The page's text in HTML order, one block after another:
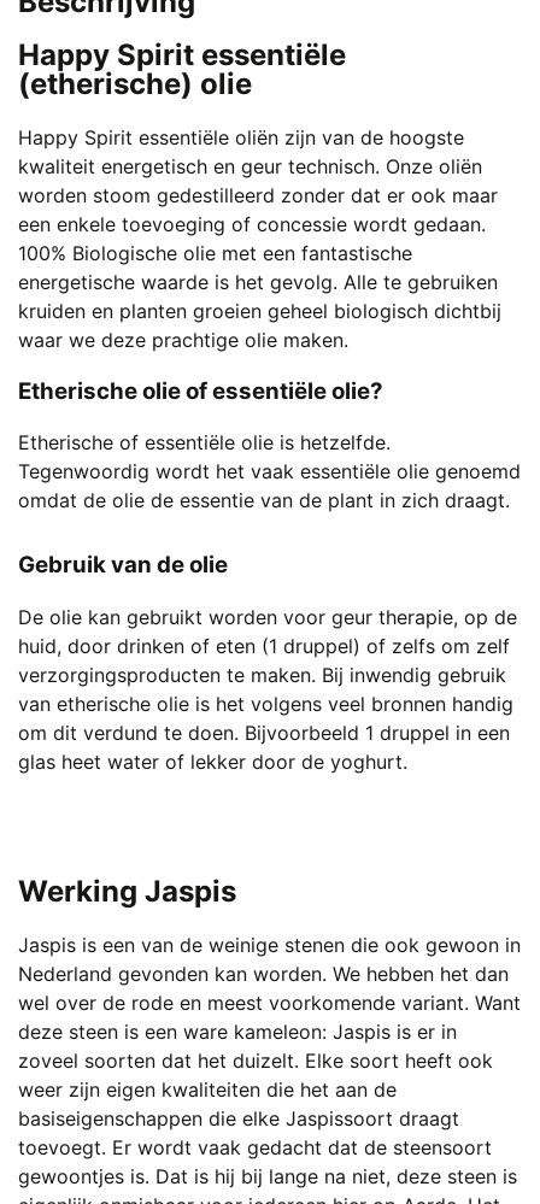
Happy Spirit essentiële
(etherische) olie
Happy Spirit essentiële oliën zijn van de hoogste
kwaliteit energetisch en geur technisch. Onze oliën
worden stoom gedestilleerd zonder dat er ook maar
een enkele toevoeging of concessie wordt gedaan.
100% Biologische olie met een fantastische
energetische waarde is het gevolg. Alle te gebruiken
kruiden en planten groeien geheel biologisch dichtbij
waar we deze prachtige olie maken.
Etherische olie of essentiële olie?
Etherische of essentiële olie is hetzelfde.
Tegenwoordig wordt het vaak essentiële olie genoemd
omdat de olie de essentie van de plant in zich draagt.
Gebruik van de olie
De olie kan gebruikt worden voor geur therapie, op de
huid, door drinken of eten (1 druppel) of zelfs om zelf
verzorgingsproducten te maken. Bij inwendig gebruik
van etherische olie is het volgens veel bronnen handig
om dit verdund te doen. Bijvoorbeeld 1 druppel in een
glas heet water of lekker door de yoghurt.
Werking Jaspis
Jaspis is een van de weinige stenen die ook gewoon in
Nederland gevonden kan worden. We hebben het dan
wel over de rode en meest voorkomende variant. Want
deze steen is een ware kameleon: Jaspis is er in
zoveel soorten dat het duizelt. Elke soort heeft ook
weer zijn eigen kwaliteiten die het aan de
basiseigenschappen die elke Jaspissoort draagt
toevoegt. Er wordt vaak gedacht dat de steensoort
gewoontjes is. Dat is hij bij lange na niet, deze steen is